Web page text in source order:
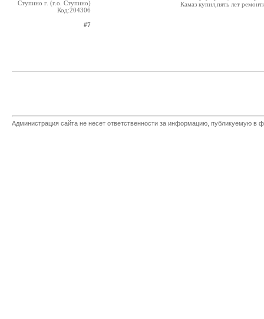
Ступино г. (г.о. Ступино)
Код:204306
#7
Камаз купил,пять лет
Администрация сайта не несет ответственности за информацию, публикуемую